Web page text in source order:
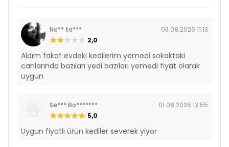
Ton Balığı (min. %4)
Bitkisel Ürünler
Mineral ve Vitamin Katkıları
Analiz Raporu
Protein %6
Lif %0,4
Nem %84
Besin Katkı Maddeleri
Ne** ta***
03.08.2026 11:13
2,0
Aldım fakat evdeki kedilerim yemedi sokaktaki
canlarında bazıları yedi bazıları yemedi fiyat olarak
uygun
Se*** Bo*******
01.08.2026 13:55
5,0
Uygun fiyatlı ürün kediler severek yiyor